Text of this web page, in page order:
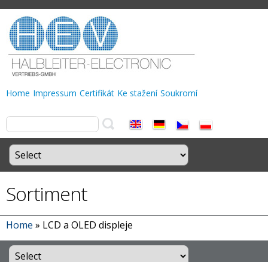
Home Impressum Certifikát Ke stažení Soukromí
Sortiment
Home » LCD a OLED displeje